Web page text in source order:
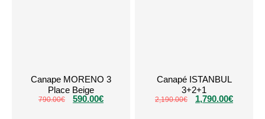
Canape MORENO 3
Place Beige
790.00€ 590.00€
Canapé ISTANBUL
3+2+1
2,190.00€ 1,790.00€